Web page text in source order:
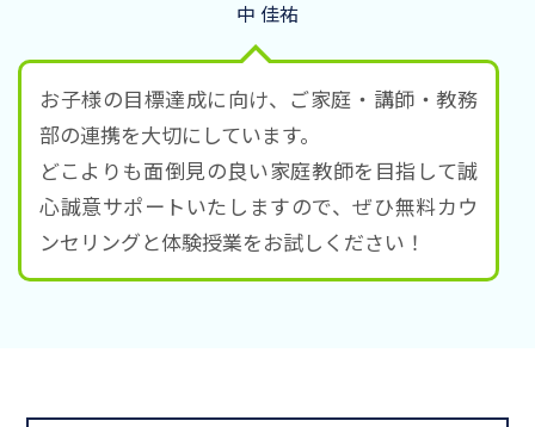
中 佳祐
お子様の目標達成に向け、ご家庭・講師・教務
部の連携を大切にしています。
どこよりも面倒見の良い家庭教師を目指して誠
心誠意サポートいたしますので、ぜひ無料カウ
ンセリングと体験授業をお試しください！